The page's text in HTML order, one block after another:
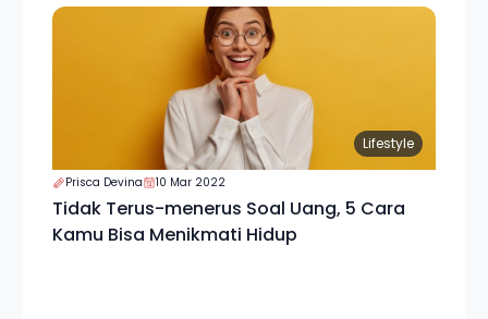
Lifestyle
Prisca Devina 10 Mar 2022
Tidak Terus-menerus Soal Uang, 5 Cara
Kamu Bisa Menikmati Hidup